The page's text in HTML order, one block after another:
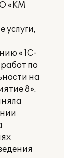
«КМ
услуги,
«1С-
по
на
8».